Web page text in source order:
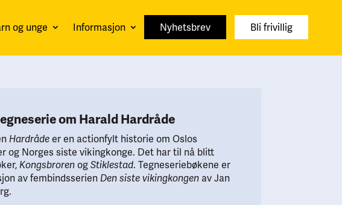
og unge Informasjon Nyhetsbrev Bli frivillig
om Harald Hardråde
Hardråde er en actionfylt historie om Oslos
og Norges siste vikingkonge. Det har til nå blitt
Kongsbroren ogStiklestad. Tegneseriebøkene er
av fembindsserienDen siste vikingkongen av Jan